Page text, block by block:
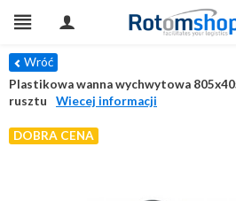
Wróć
Plastikowa wanna wychwytowa
rusztu
Wiecej informacji
DOBRA CENA